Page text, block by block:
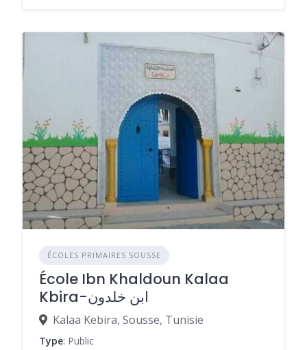
ÉCOLES PRIMAIRES SOUSSE
École Ibn Khaldoun Kalaa
Kbira-ابن خلدون
Kalaa Kebira, Sousse, Tunisie
Type: Public